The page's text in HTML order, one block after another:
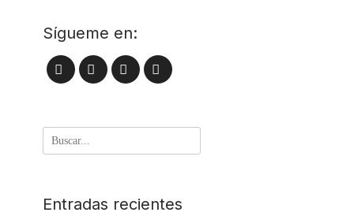
Sígueme en:
FacebookTwitter LinkedInFlickr
Buscar
Entradas recientes